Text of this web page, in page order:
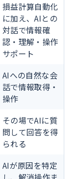
損益計算自動化
に加え、AIとの
対話で情報確
認・理解・操作
サポート
AIへの自然な会
話で情報取得・
操作
その場でAIに質
問して回答を得
られる
AIが原因を特定